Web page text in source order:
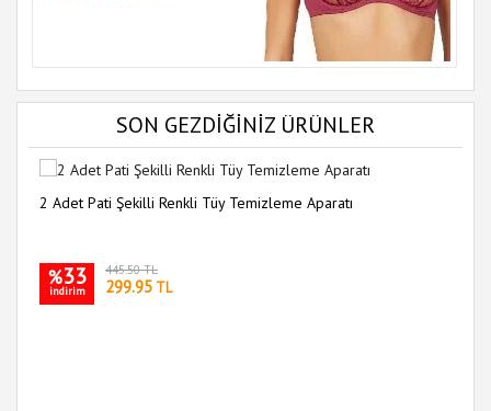
SON GEZDİĞİNİZ ÜRÜNLER
2 Adet Pati Şekilli Renkli Tüy Temizleme Aparatı
%33
indirim
445.50 TL
299.95 TL